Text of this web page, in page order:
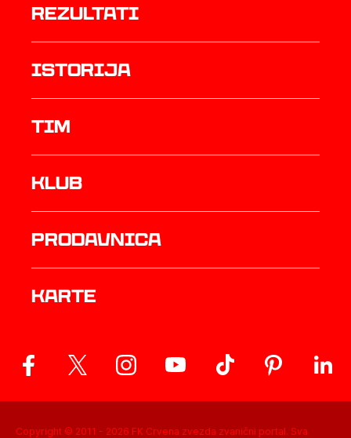
rezultati
istorija
TIM
Klub
prodavnica
Karte
Copyright © 2011 - 2026 FK Crvena zvezda zvanični portal. Sva